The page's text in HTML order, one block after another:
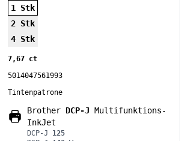
1 Stk
2 Stk
4 Stk
7,67 ct
5014047561993
Tintenpatrone
Brother DCP-J Multifunktions-
InkJet
DCP-J 125